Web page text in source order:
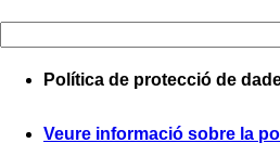
Política de protecció de
Veure informació sobre la